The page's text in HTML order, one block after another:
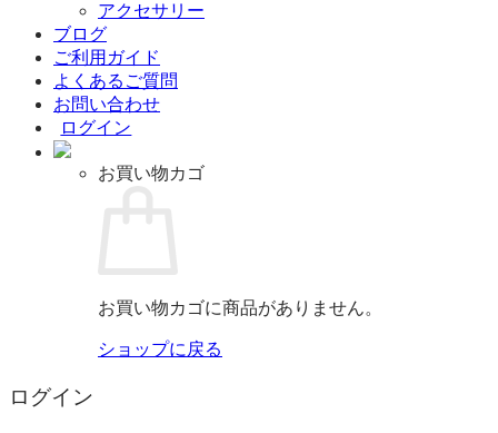
アクセサリー
ブログ
ご利用ガイド
よくあるご質問
お問い合わせ
ログイン
お買い物カゴ
お買い物カゴに商品がありません。
ショップに戻る
ログイン